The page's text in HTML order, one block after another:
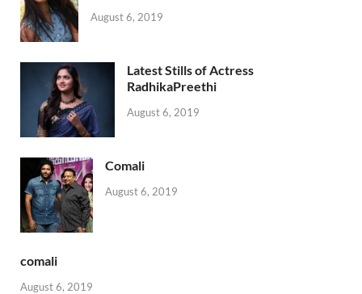
August 6, 2019
Latest Stills of Actress
RadhikaPreethi
August 6, 2019
Comali
August 6, 2019
comali
August 6, 2019